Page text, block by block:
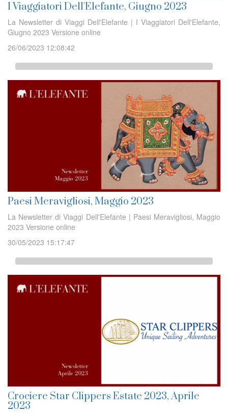
I Viaggiatori Dell'Elefante, Giugno 2023
La Newsletter di Viaggi Dell'Elefante | I Viaggiatori Dell'Elefante,
Giugno 2023 Versione online
26/06/2023 12:08:42
Paesi Meravigliosi, Maggio 2023
La Newsletter di Viaggi Dell'Elefante | Paesi Meravigliosi, Maggio
2023 Versione online
30/05/2023 15:17:47
Crociere Star Clippers Estate 2023, Aprile
2023